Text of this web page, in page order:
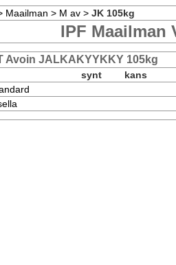
Maailman > M av > JK 105kg
IPF Maailman
Avoin JALKAKYYKKY 105kg
synt
kans